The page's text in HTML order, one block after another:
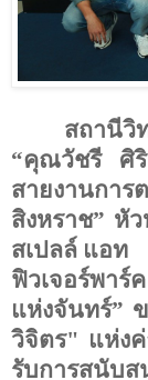
สถานีวิ
“คุณวัชรี ศิ
สายงานการ
สิงหราช” หั
สเปลล์ แอท
ฟิวเจอร์พาร์ค
แห่งจันทร์”
วิจิตร" แห่ง
รับการสนับ